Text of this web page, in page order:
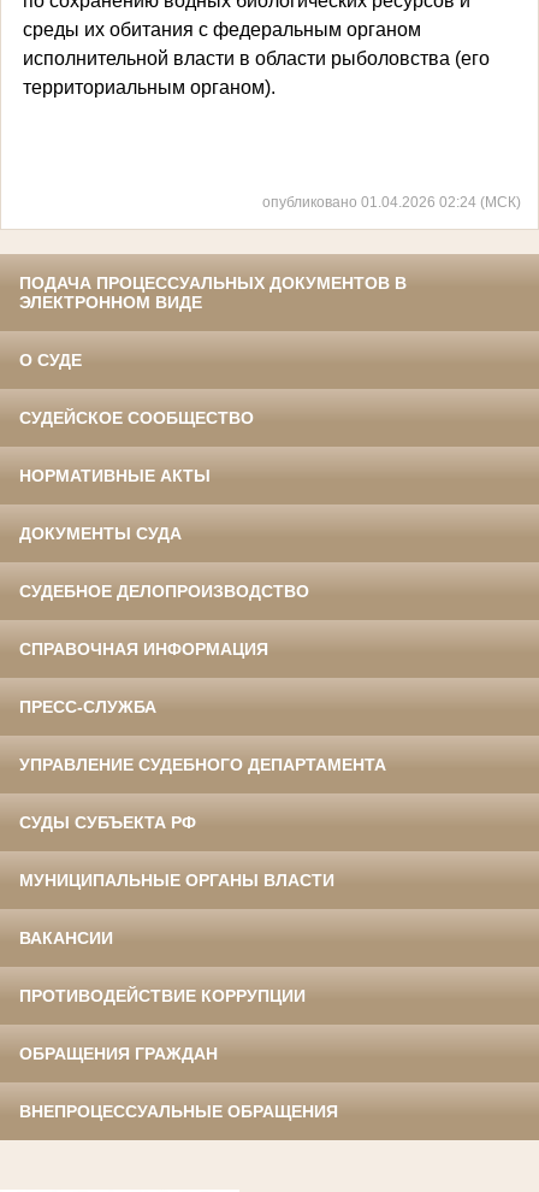
среды их обитания с федеральным органом
исполнительной власти в области рыболовства (его
территориальным органом).
опубликовано 01.04.2026 02:24 (МСК)
ПОДАЧА ПРОЦЕССУАЛЬНЫХ ДОКУМЕНТОВ В
ЭЛЕКТРОННОМ ВИДЕ
О СУДЕ
СУДЕЙСКОЕ СООБЩЕСТВО
НОРМАТИВНЫЕ АКТЫ
ДОКУМЕНТЫ СУДА
СУДЕБНОЕ ДЕЛОПРОИЗВОДСТВО
СПРАВОЧНАЯ ИНФОРМАЦИЯ
ПРЕСС-СЛУЖБА
УПРАВЛЕНИЕ СУДЕБНОГО ДЕПАРТАМЕНТА
СУДЫ СУБЪЕКТА РФ
МУНИЦИПАЛЬНЫЕ ОРГАНЫ ВЛАСТИ
ВАКАНСИИ
ПРОТИВОДЕЙСТВИЕ КОРРУПЦИИ
ОБРАЩЕНИЯ ГРАЖДАН
ВНЕПРОЦЕССУАЛЬНЫЕ ОБРАЩЕНИЯ